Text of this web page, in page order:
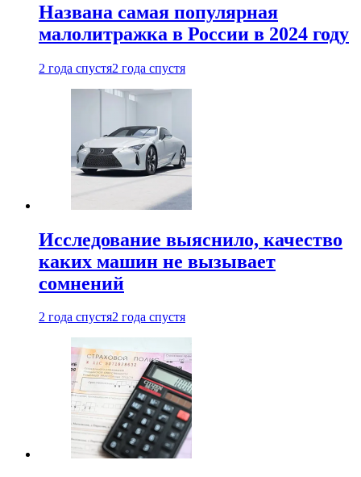
Названа самая популярная
малолитражка в России в 2024 году
2 года спустя2 года спустя
Исследование выяснило, качество
каких машин не вызывает
сомнений
2 года спустя2 года спустя